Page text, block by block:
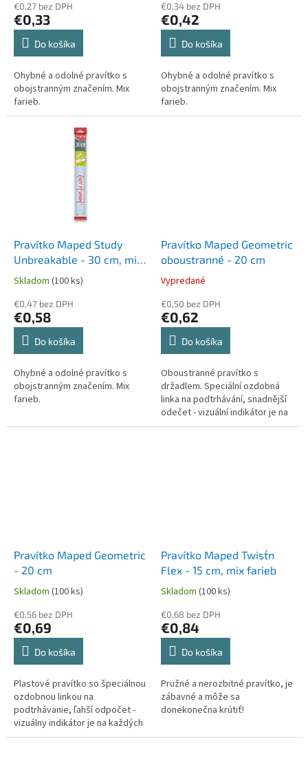
€0,27 bez DPH
€0,33
Do košíka
Ohybné a odolné pravítko s
obojstranným značením. Mix
farieb.
€0,34 bez DPH
€0,42
Do košíka
Ohybné a odolné pravítko s
obojstranným značením. Mix
farieb.
Pravítko Maped Study
Unbreakable - 30 cm, mix
farieb
Skladom (100 ks)
€0,47 bez DPH
€0,58
Do košíka
Ohybné a odolné pravítko s
obojstranným značením. Mix
farieb.
Pravítko Maped Geometric
oboustranné - 20 cm
Vypredané
€0,50 bez DPH
€0,62
Do košíka
Oboustranné pravítko s
držadlem. Speciální ozdobná
linka na podtrhávání, snadnější
odečet - vizuální indikátor je na
každých 5 mm. Vysoce kvalitní
Pravítko Maped Geometric
- 20 cm
Skladom (100 ks)
€0,56 bez DPH
€0,69
Do košíka
Plastové pravítko so špeciálnou
ozdobnou linkou na
podtrhávanie, ľahší odpočet -
vizuálny indikátor je na každých
5 mm.
Pravítko Maped Twist´n
Flex - 15 cm, mix farieb
Skladom (100 ks)
€0,68 bez DPH
€0,84
Do košíka
Pružné a nerozbitné pravítko, je
zábavné a môže sa
donekonečna krútiť!